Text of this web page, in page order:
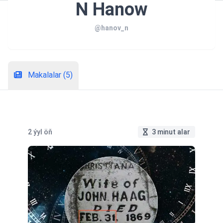
N Hanow
@hanov_n
Makalalar (5)
2 ýyl öň 3 minut alar